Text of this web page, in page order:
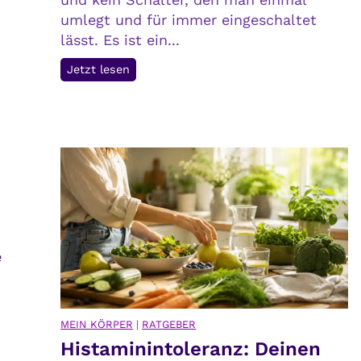
r
t
umlegt und für immer eingeschaltet
lässt. Es ist ein...
Jetzt lesen
t
v
e
G
e
d
a
n
k
MEIN KÖRPER | RATGEBER
Histaminintoleranz: Deinen